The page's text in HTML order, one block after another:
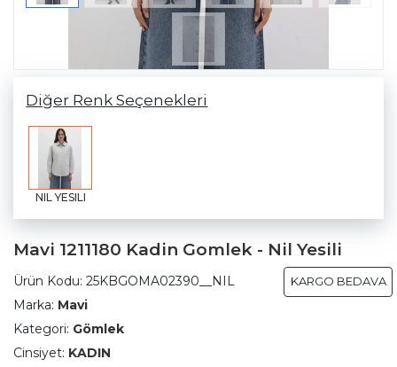
Diğer Renk Seçenekleri
NIL YESILI
Mavi 1211180 Kadin Gomlek - Nil Yesili
KARGO BEDAVA
Ürün Kodu: 25KBGOMA02390__NIL
Marka: Mavi
Kategori: Gömlek
Cinsiyet: KADIN